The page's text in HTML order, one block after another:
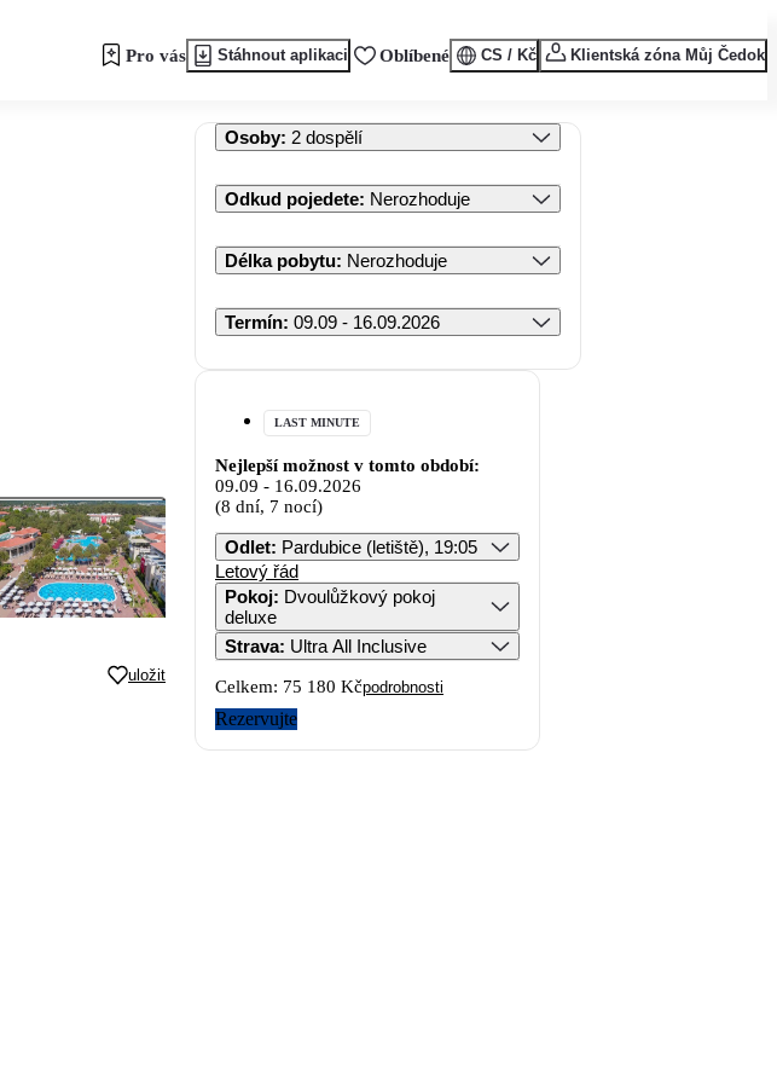
Pro vás Stáhnout aplikaci Oblíbené CS / Kč Klientská zóna Můj Čedok
uložit
Osoby: 2 dospělí
Odkud pojedete: Nerozhoduje
Délka pobytu: Nerozhoduje
Termín: 09.09 - 16.09.2026
LAST MINUTE
Nejlepší možnost v tomto období:
09.09 - 16.09.2026
(8 dní, 7 nocí)
Odlet: Pardubice (letiště), 19:05
Letový řád
Pokoj: Dvoulůžkový pokoj
deluxe
Strava: Ultra All Inclusive
Celkem: 75 180 Kčpodrobnosti
Rezervujte